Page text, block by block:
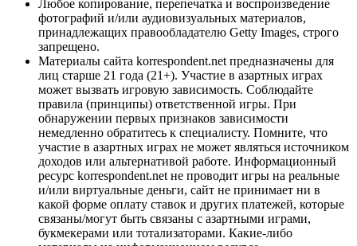
Любое копирование, перепечатка и воспроизведение
фотографий и/или аудиовизуальных материалов,
принадлежащих правообладателю Getty Images, строго
запрещено.
Материалы сайта korrespondent.net предназначены для
лиц старше 21 года (21+). Участие в азартных играх
может вызвать игровую зависимость. Соблюдайте
правила (принципы) ответственной игры. При
обнаружении первых признаков зависимости
немедленно обратитесь к специалисту. Помните, что
участие в азартных играх не может являться источником
доходов или альтернативой работе. Информационный
ресурс korrespondent.net не проводит игры на реальные
и/или виртуальные деньги, сайт не принимает ни в
какой форме оплату ставок и других платежей, которые
связаны/могут быть связаны с азартными играми,
букмекерами или тотализаторами. Какие-либо